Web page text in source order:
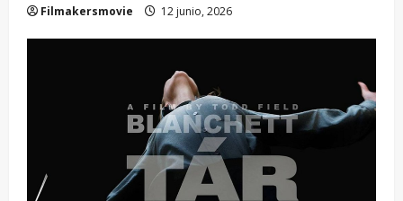
Filmakersmovie 12 junio, 2026